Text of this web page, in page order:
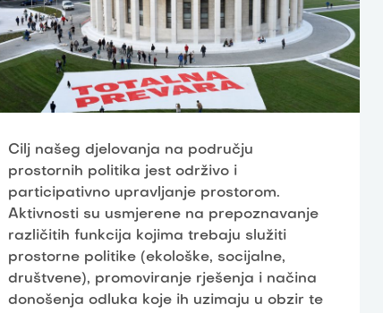
Cilj našeg djelovanja na području
prostornih politika jest održivo i
participativno upravljanje prostorom.
Aktivnosti su usmjerene na prepoznavanje
različitih funkcija kojima trebaju služiti
prostorne politike (ekološke, socijalne,
društvene), promoviranje rješenja i načina
donošenja odluka koje ih uzimaju u obzir te